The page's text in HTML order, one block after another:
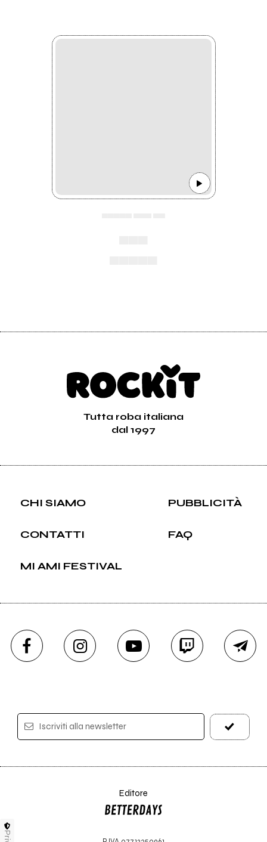
Tutta roba italiana
dal 1997
CHI SIAMO PUBBLICITÀ
CONTATTI FAQ
MI AMI FESTIVAL
Iscriviti alla newsletter
Editore